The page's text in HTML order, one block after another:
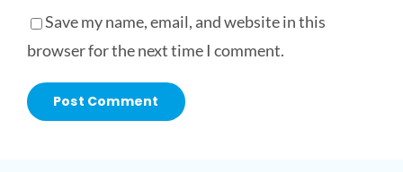
Save my name, email, and website in this
browser for the next time I comment.